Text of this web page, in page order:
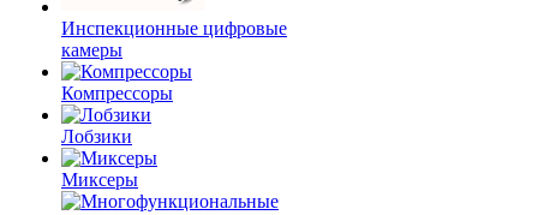
Инспекционные цифровые
камеры
Компрессоры
Лобзики
Миксеры